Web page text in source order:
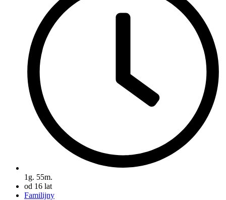
1g. 55m.
od 16 lat
Familijny